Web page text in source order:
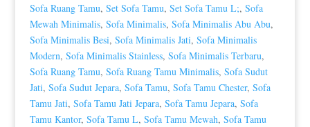
Sofa Ruang Tamu, Set Sofa Tamu, Set Sofa Tamu L;, Sofa
Mewah Minimalis, Sofa Minimalis, Sofa Minimalis Abu Abu,
Sofa Minimalis Besi, Sofa Minimalis Jati, Sofa Minimalis
Modern, Sofa Minimalis Stainless, Sofa Minimalis Terbaru,
Sofa Ruang Tamu, Sofa Ruang Tamu Minimalis, Sofa Sudut
Jati, Sofa Sudut Jepara, Sofa Tamu, Sofa Tamu Chester, Sofa
Tamu Jati, Sofa Tamu Jati Jepara, Sofa Tamu Jepara, Sofa
Tamu Kantor, Sofa Tamu L, Sofa Tamu Mewah, Sofa Tamu